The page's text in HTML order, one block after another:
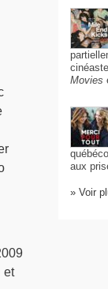
et
Movies
aux
» Voir